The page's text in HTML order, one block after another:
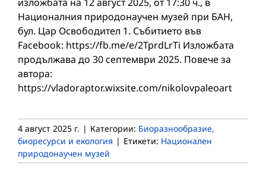
Националния природонаучен музей при БАН,
бул. Цар Освободител 1. Събитието във
Facebook: https://fb.me/e/2TprdLrTi Изложбата
продължава до 30 септември 2025. Повече за
автора:
https://vladoraptor.wixsite.com/nikolovpaleoart
4 август 2025 г. | Категории: Биоразнообразие,
биоресурси и екология | Етикети: Национален
природонаучен музей